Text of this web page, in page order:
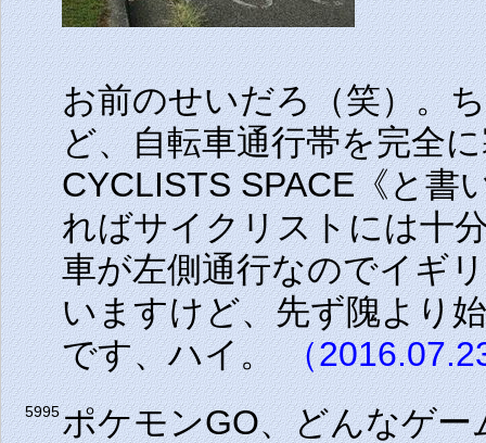
お前のせいだろ（笑）。
ど、自転車通行帯を完全
CYCLISTS SPACE《と書
ればサイクリストには十
車が左側通行なのでイギ
いますけど、先ず隗より
です、ハイ。（
5995ポケモンGO、どんなゲ